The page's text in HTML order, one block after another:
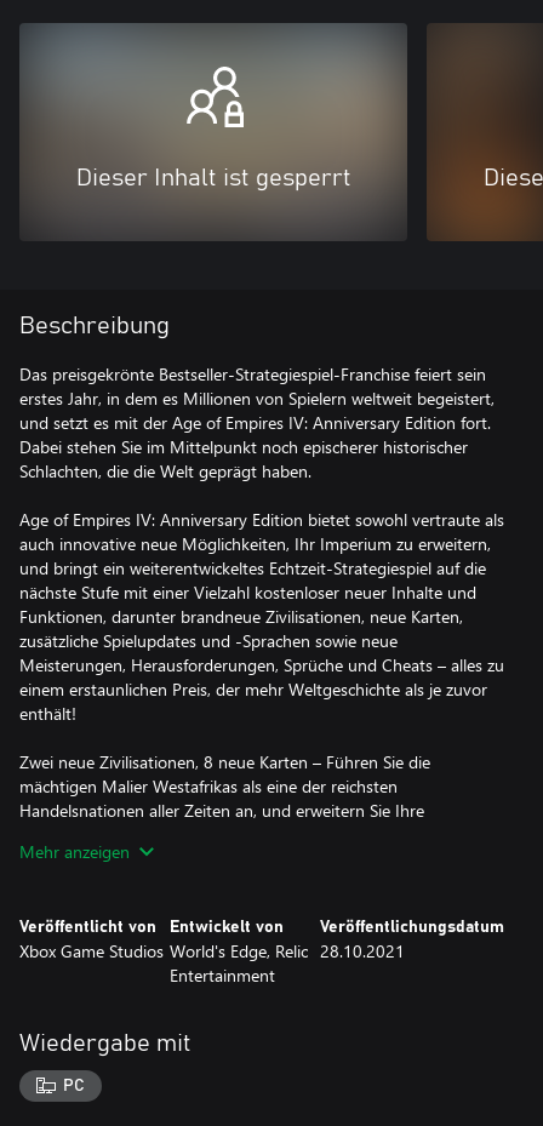
Dieser Inhalt ist gesperrt
Beschreibung
Das preisgekrönte Bestseller-Strategiespiel-Franchise feiert sein
erstes Jahr, in dem es Millionen von Spielern weltweit begeistert,
und setzt es mit der Age of Empires IV: Anniversary Edition fort.
Dabei stehen Sie im Mittelpunkt noch epischerer historischer
Schlachten, die die Welt geprägt haben.
Age of Empires IV: Anniversary Edition bietet sowohl vertraute als
auch innovative neue Möglichkeiten, Ihr Imperium zu erweitern,
und bringt ein weiterentwickeltes Echtzeit-Strategiespiel auf die
nächste Stufe mit einer Vielzahl kostenloser neuer Inhalte und
Funktionen, darunter brandneue Zivilisationen, neue Karten,
zusätzliche Spielupdates und -Sprachen sowie neue
Meisterungen, Herausforderungen, Sprüche und Cheats – alles zu
einem erstaunlichen Preis, der mehr Weltgeschichte als je zuvor
enthält!
Zwei neue Zivilisationen, 8 neue Karten – Führen Sie die
mächtigen Malier Westafrikas als eine der reichsten
Handelsnationen aller Zeiten an, und erweitern Sie Ihre
ausgebildeten Militärmacht, die über die größten verfügbaren
Belagerungswaffen auf Schießpulverbasis verfügt: die Großen
Bombarden – mächtige Kanonen, die jeden Gegner aus dem Weg
Passen Sie Ihr Spiel mit Mods an (Beta) – Planen Sie Ihren
eigenen Kurs mit leistungsstarken Werkzeugen zur Erschaffung
von Inhalten in der neuesten Beta-Version des Mod-Editors.
Mehr anzeigen
Veröffentlicht von
Xbox Game Studios
Entwickelt von
World's Edge, Relic
Entertainment
Veröffentlichungsdatum
28.10.2021
Wiedergabe mit
PC